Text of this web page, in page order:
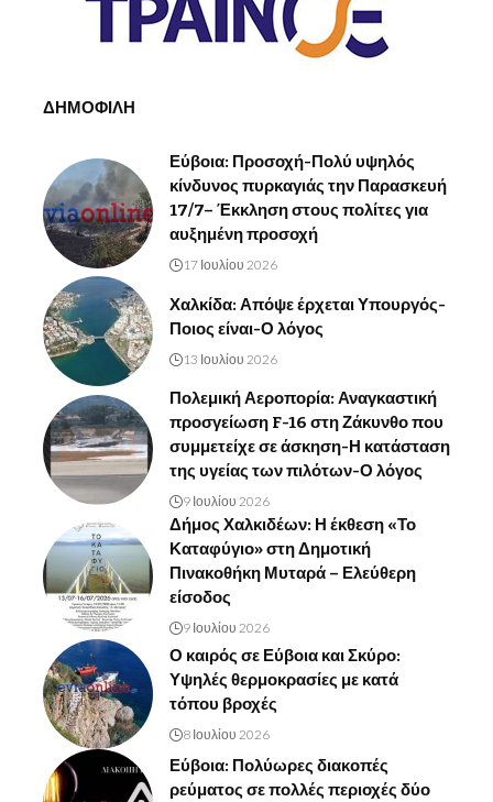
ΔΗΜΟΦΙΛΗ
Εύβοια: Προσοχή-Πολύ υψηλός
κίνδυνος πυρκαγιάς την Παρασκευή
17/7– Έκκληση στους πολίτες για
αυξημένη προσοχή
17 Ιουλίου 2026
Χαλκίδα: Απόψε έρχεται Υπουργός-
Ποιος είναι-Ο λόγος
13 Ιουλίου 2026
Πολεμική Αεροπορία: Αναγκαστική
προσγείωση F-16 στη Ζάκυνθο που
συμμετείχε σε άσκηση-Η κατάσταση
της υγείας των πιλότων-Ο λόγος
9 Ιουλίου 2026
Δήμος Χαλκιδέων: Η έκθεση «Το
Καταφύγιο» στη Δημοτική
Πινακοθήκη Μυταρά – Ελεύθερη
είσοδος
9 Ιουλίου 2026
Ο καιρός σε Εύβοια και Σκύρο:
Υψηλές θερμοκρασίες με κατά
τόπου βροχές
8 Ιουλίου 2026
Εύβοια: Πολύωρες διακοπές
ρεύματος σε πολλές περιοχές δύο